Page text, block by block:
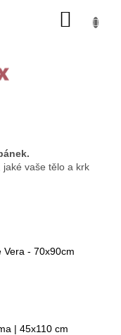
vaše tělo a krk
Vera - 70x90cm
| 45x110 cm